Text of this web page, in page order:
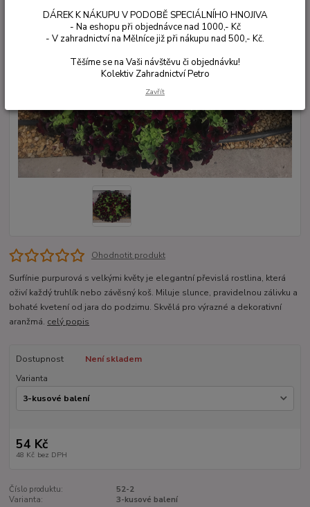
Ohodnotit produkt
Surfínie purpurová s velkými květy je elegantní převislá rostlina, která
oživí každý truhlík nebo závěsný koš. Miluje slunce, pravidelnou zálivku a
bohaté kvetení od jara do podzimu. Skvělá pro výrazné a dekorativní
aranžmá. celý popis
Dostupnost
Není skladem
Varianta
54 Kč
48 Kč bez DPH
Číslo produktu:
52-2
Varianta:
3-kusové balení
DÁREK K NÁKUPU V PODOBĚ SPECIÁLNÍHO HNOJIVA
- Na eshopu při objednávce nad 1000,- Kč
- V zahradnictví na Mělníce již při nákupu nad 500,- Kč.
Těšíme se na Vaši návštěvu či objednávku!
Kolektiv Zahradnictví Petro
Zavřít